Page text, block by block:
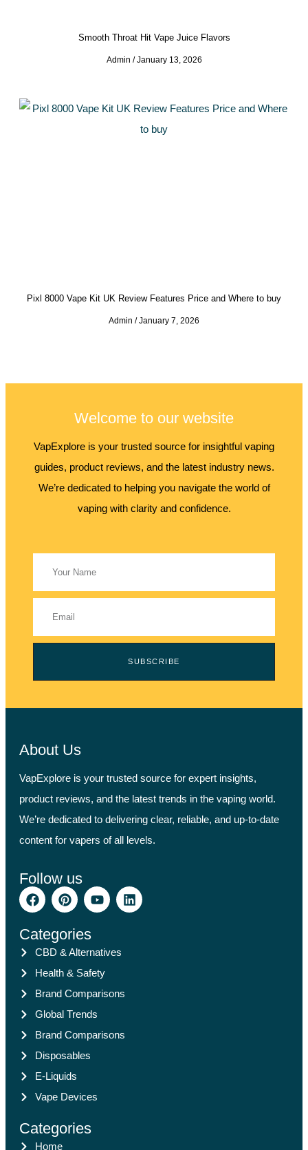
Smooth Throat Hit Vape Juice Flavors
Admin January 13, 2026
Pixl 8000 Vape Kit UK Review Features Price and Where to buy
Admin January 7, 2026
Welcome to our website
VapExplore is your trusted source for insightful vaping
guides, product reviews, and the latest industry news.
We’re dedicated to helping you navigate the world of
vaping with clarity and confidence.
SUBSCRIBE
About Us
VapExplore is your trusted source for expert insights,
product reviews, and the latest trends in the vaping world.
We’re dedicated to delivering clear, reliable, and up-to-date
content for vapers of all levels.
Follow us
Categories
CBD & Alternatives
Health & Safety
Brand Comparisons
Global Trends
Brand Comparisons
Disposables
E-Liquids
Vape Devices
Categories
Home